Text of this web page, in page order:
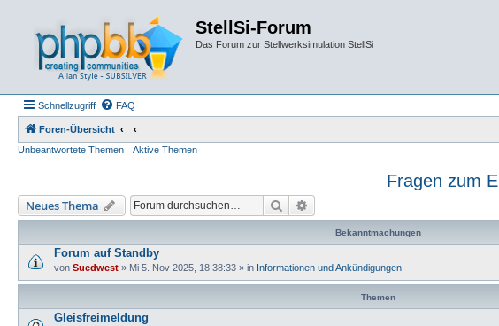
StellSi-Forum
Das Forum zur Stellwerksimulation StellSi
Schnellzugriff FAQ
Foren-Übersicht
Unbeantwortete Themen
Aktive Themen
Fragen zum
Neues Thema Suche
Bekanntmachungen
Forum auf Standby
von Suedwest » Mi 5. Nov 2025, 18:38:33 » in Informationen und Ankündigungen
Themen
Gleisfreimeldung